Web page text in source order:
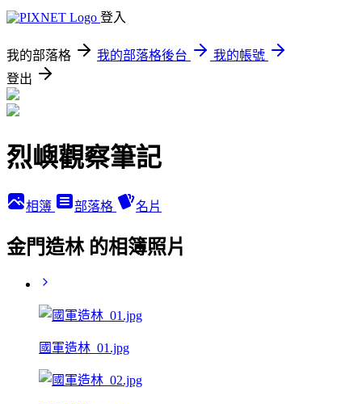
登入
我的部落格 我的部落格後台
我的帳號
登出
烈嶼觀察筆記
相簿 部落格 名片
金門造林 的相簿照片
國軍造林_01.jpg